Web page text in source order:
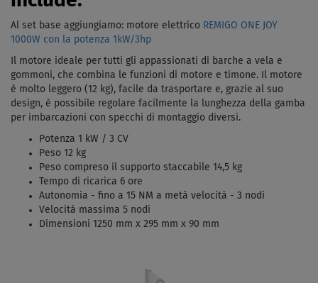
Al set base aggiungiamo: motore elettrico REMIGO ONE JOY
1000W con la potenza 1kW/3hp
Il motore ideale per tutti gli appassionati di barche a vela e
gommoni, che combina le funzioni di motore e timone. Il motore
è molto leggero (12 kg), facile da trasportare e, grazie al suo
design, è possibile regolare facilmente la lunghezza della gamba
per imbarcazioni con specchi di montaggio diversi.
Potenza 1 kW / 3 CV
Peso 12 kg
Peso compreso il supporto staccabile 14,5 kg
Tempo di ricarica 6 ore
Autonomia - fino a 15 NM a metà velocità - 3 nodi
Velocità massima 5 nodi
Dimensioni 1250 mm x 295 mm x 90 mm